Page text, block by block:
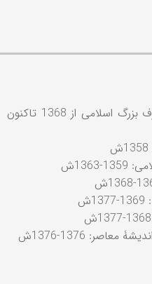
عضو شورای عالی علمی دائره‌المعارف بزرگ اسلامی از 1368 تاکنون
1376-1376ش